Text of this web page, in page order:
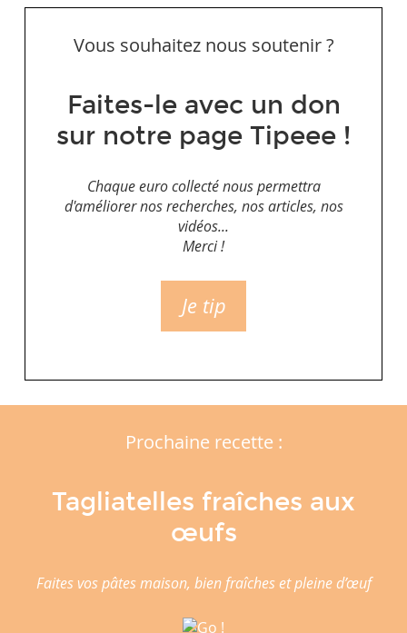
Vous souhaitez nous soutenir ?
Faites-le avec un don
sur notre page Tipeee !
Chaque euro collecté nous permettra
d'améliorer nos recherches, nos articles, nos
vidéos...
Merci !
Je tip
Prochaine recette :
Tagliatelles fraîches aux
œufs
Faites vos pâtes maison, bien fraîches et pleine d’œuf